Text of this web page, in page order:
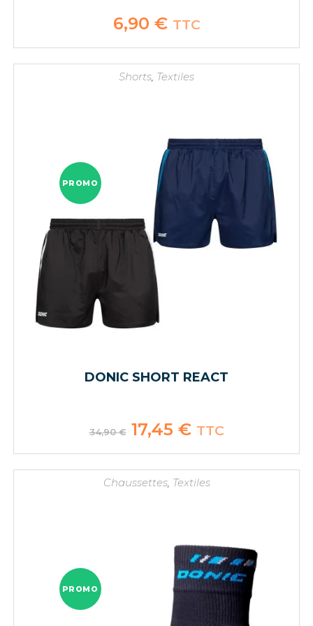
6,90 € TTC
Shorts, Textiles
PROMO
DONIC SHORT REACT
34,90€ Le
prix
était :
17,45 €Le
prix
est :
TTC
Chaussettes, Textiles
PROMO